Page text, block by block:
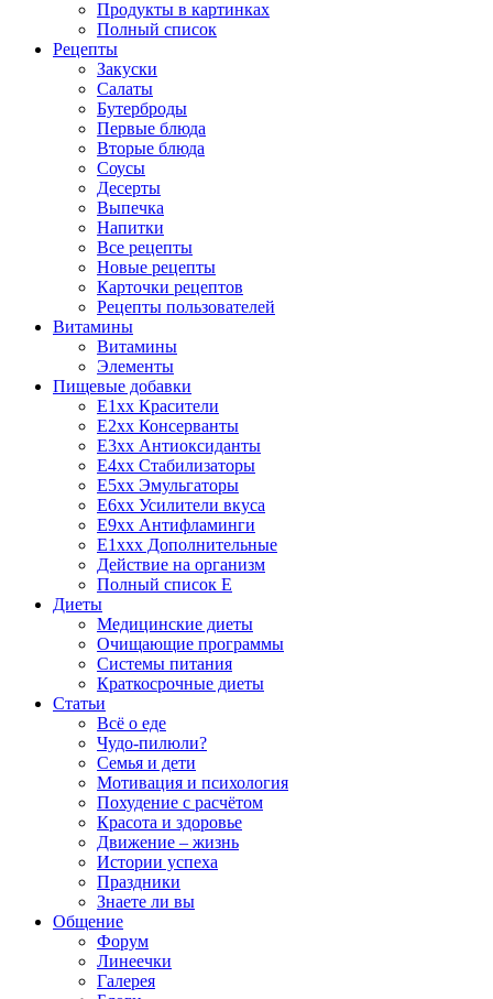
Продукты в картинках
Полный список
Рецепты
Закуски
Салаты
Бутерброды
Первые блюда
Вторые блюда
Соусы
Десерты
Выпечка
Напитки
Все рецепты
Новые рецепты
Карточки рецептов
Рецепты пользователей
Витамины
Витамины
Элементы
Пищевые добавки
E1xx Красители
E2xx Консерванты
E3xx Антиоксиданты
E4xx Стабилизаторы
E5xx Эмульгаторы
E6xx Усилители вкуса
E9xx Антифламинги
E1xxx Дополнительные
Действие на организм
Полный список E
Диеты
Медицинские диеты
Очищающие программы
Системы питания
Краткосрочные диеты
Статьи
Всё о еде
Чудо-пилюли?
Семья и дети
Мотивация и психология
Похудение с расчётом
Красота и здоровье
Движение – жизнь
Истории успеха
Праздники
Знаете ли вы
Общение
Форум
Линеечки
Галерея